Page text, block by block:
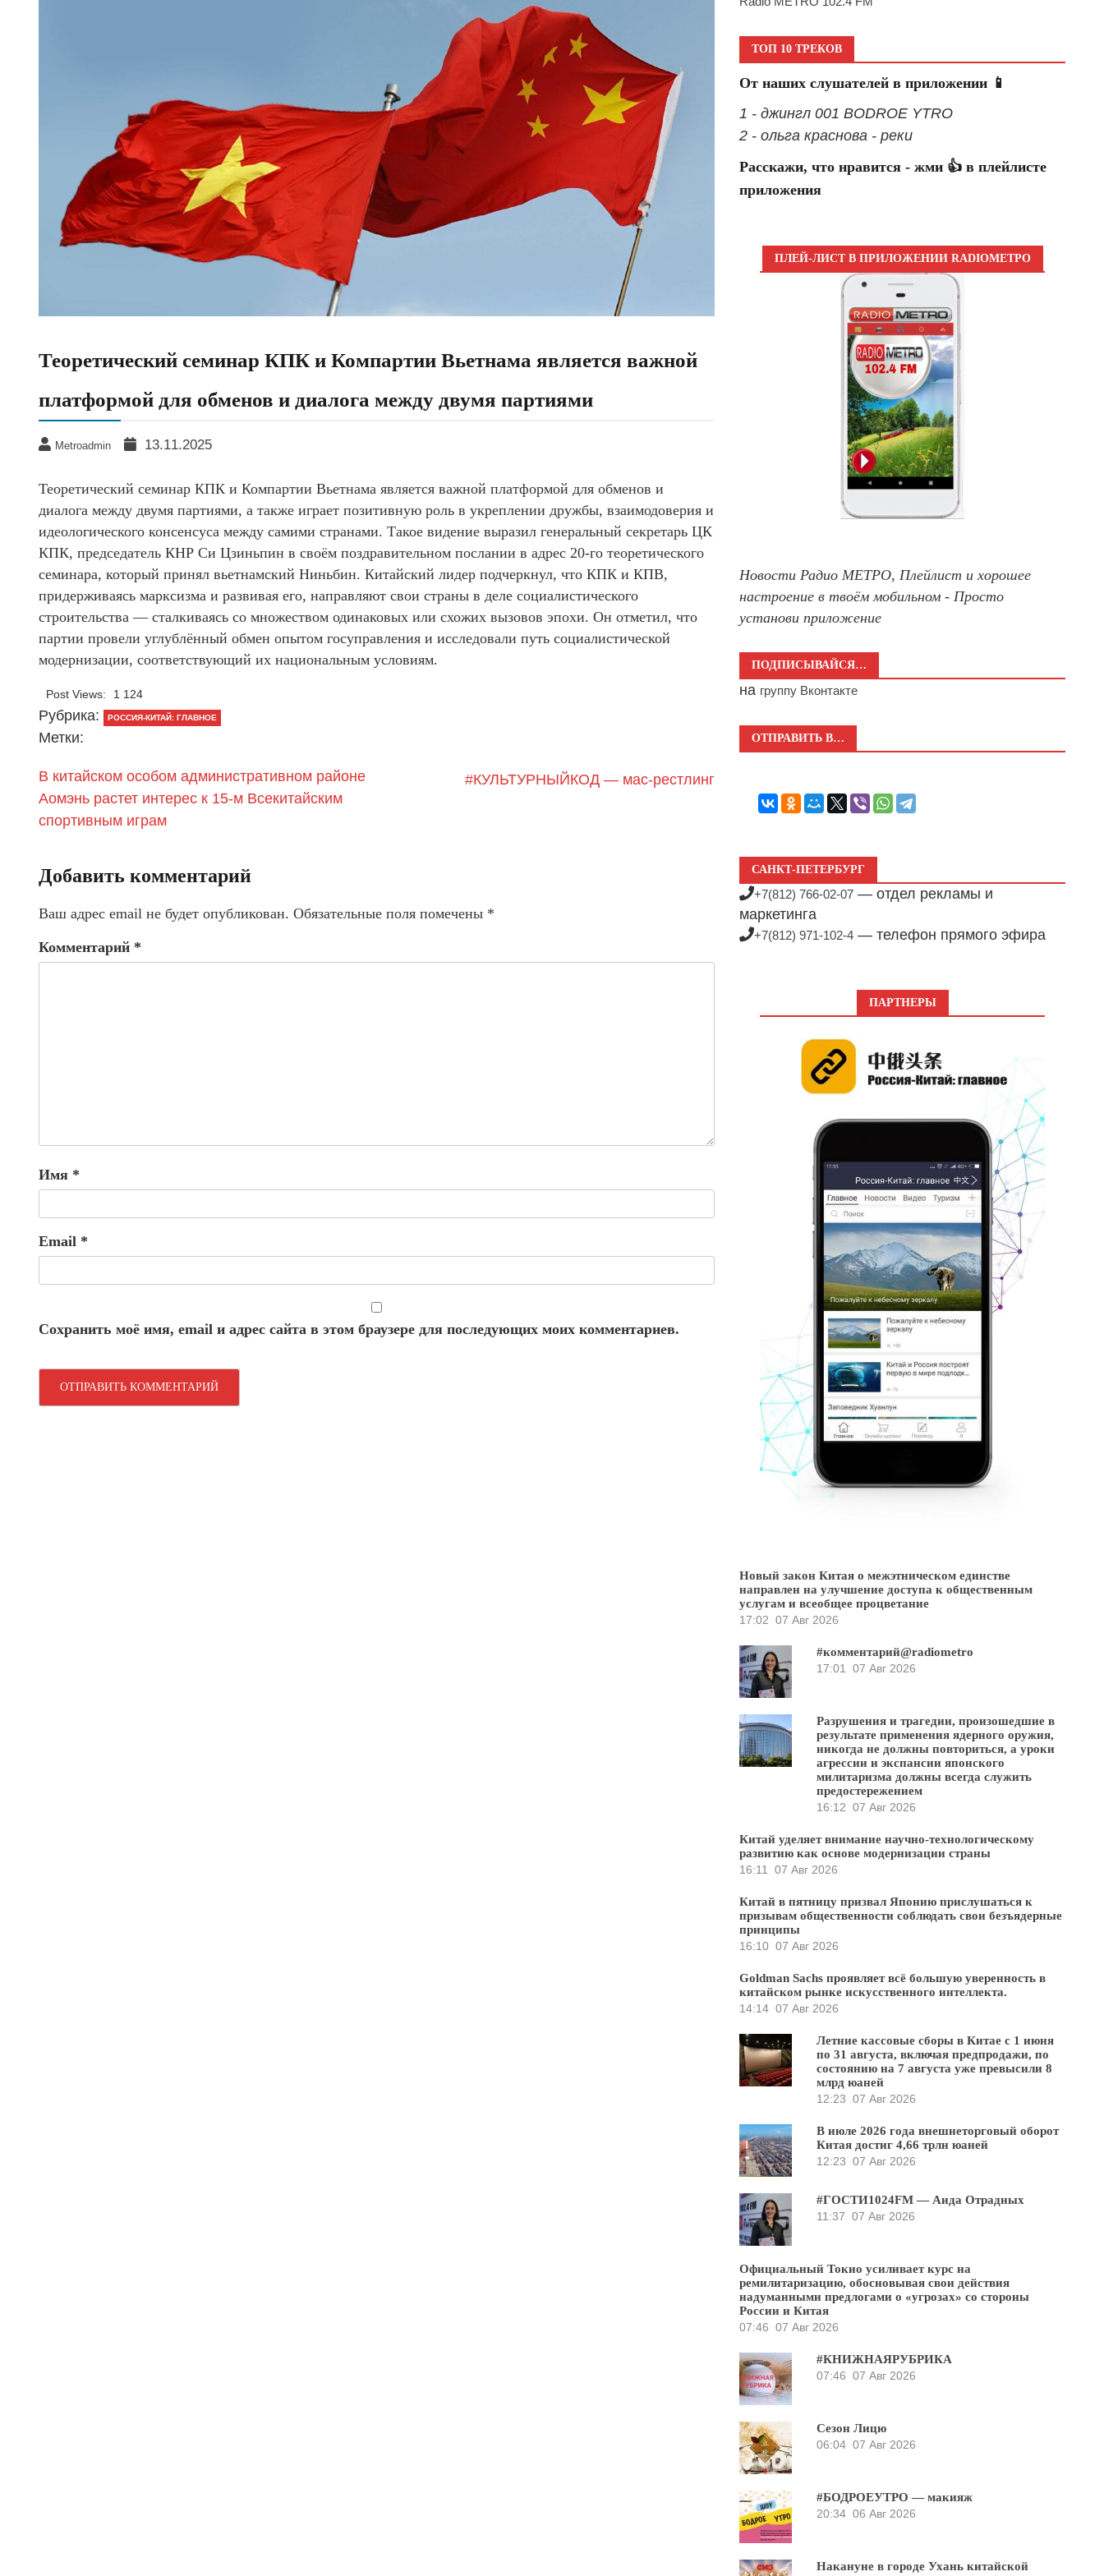
Теоретический семинар КПК и Компартии Вьетнама является важной
платформой для обменов и диалога между двумя партиями
Metroadmin 13.11.2025
Теоретический семинар КПК и Компартии Вьетнама является важной платформой для обменов и
диалога между двумя партиями, а также играет позитивную роль в укреплении дружбы, взаимодоверия и
идеологического консенсуса между самими странами. Такое видение выразил генеральный секретарь ЦК
КПК, председатель КНР Си Цзиньпин в своём поздравительном послании в адрес 20-го теоретического
семинара, который принял вьетнамский Ниньбин. Китайский лидер подчеркнул, что КПК и КПВ,
придерживаясь марксизма и развивая его, направляют свои страны в деле социалистического
строительства — сталкиваясь со множеством одинаковых или схожих вызовов эпохи. Он отметил, что
партии провели углублённый обмен опытом госуправления и исследовали путь социалистической
модернизации, соответствующий их национальным условиям.
Post Views: 1 124
Рубрика: РОССИЯ-КИТАЙ: ГЛАВНОЕ
Метки:
В китайском особом административном районе
Аомэнь растет интерес к 15-м Всекитайским
спортивным играм
#КУЛЬТУРНЫЙКОД — мас-рестлинг
Добавить комментарий
Ваш адрес email не будет опубликован. Обязательные поля помечены *
Комментарий *
Имя *
Email *
Сохранить моё имя, email и адрес сайта в этом браузере для последующих моих комментариев.
ТОП 10 ТРЕКОВ
От наших слушателей в приложении 📱
1 - джингл 001 BODROE YTRO
2 - ольга краснова - реки
Расскажи, что нравится - жми 👍 в плейлисте
приложения
ПЛЕЙ-ЛИСТ В ПРИЛОЖЕНИИ RADIOМЕТРО
Новости Радио МЕТРО, Плейлист и хорошее
настроение в твоём мобильном - Просто
установи приложение
ПОДПИСЫВАЙСЯ…
на группу Вконтакте
ОТПРАВИТЬ В…
САНКТ-ПЕТЕРБУРГ
+7(812) 766-02-07 — отдел рекламы и
маркетинга
+7(812) 971-102-4 — телефон прямого эфира
ПАРТНЕРЫ
Новый закон Китая о межэтническом единстве
направлен на улучшение доступа к общественным
услугам и всеобщее процветание
17:02 07 Авг 2026
#комментарий@radiometro
17:01
07 Авг 2026
Разрушения и трагедии, произошедшие в
результате применения ядерного оружия,
никогда не должны повториться, а уроки
агрессии и экспансии японского
милитаризма должны всегда служить
предостережением
16:12 07 Авг 2026
Китай уделяет внимание научно-технологическому
развитию как основе модернизации страны
16:11
07 Авг 2026
Китай в пятницу призвал Японию прислушаться к
призывам общественности соблюдать свои безъядерные
принципы
16:10 07 Авг 2026
Goldman Sachs проявляет всё большую уверенность в
китайском рынке искусственного интеллекта.
14:14 07 Авг 2026
Летние кассовые сборы в Китае с 1 июня
по 31 августа, включая предпродажи, по
состоянию на 7 августа уже превысили 8
млрд юаней
12:23 07 Авг 2026
В июле 2026 года внешнеторговый оборот
Китая достиг 4,66 трлн юаней
12:23 07 Авг 2026
#ГОСТИ1024FM — Аида Отрадных
11:37 07 Авг 2026
Официальный Токио усиливает курс на
ремилитаризацию, обосновывая свои действия
надуманными предлогами о «угрозах» со стороны
России и Китая
07:46 07 Авг 2026
#КНИЖНАЯРУБРИКА
07:46 07 Авг 2026
Сезон Лицю
06:04 07 Авг 2026
#БОДРОЕУТРО — макияж
20:34 06 Авг 2026
Накануне в городе Ухань китайской